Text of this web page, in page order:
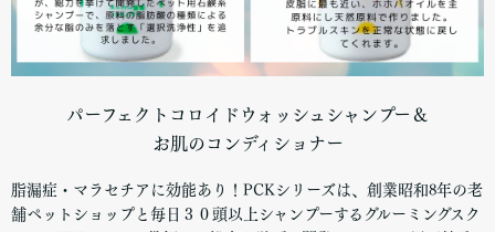
パーフェクトコロイドウォッシュシャンプー ＆
お肌のコンディショナー
脂漏症・マラセチアに効能あり！PCKシリーズは、創業昭和8年の老
舗ペットショップと毎日３０頭以上シャンプーするグルーミングスク